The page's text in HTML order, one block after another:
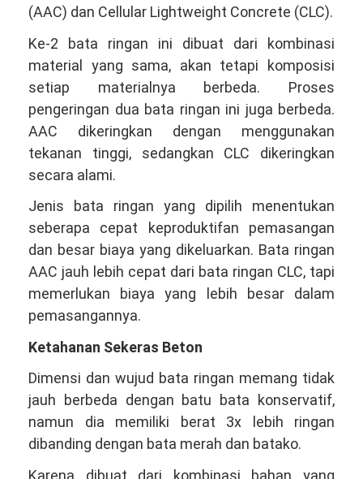
(AAC) dan Cellular Lightweight Concrete (CLC).
Ke-2 bata ringan ini dibuat dari kombinasi
material yang sama, akan tetapi komposisi
setiap materialnya berbeda. Proses
pengeringan dua bata ringan ini juga berbeda.
AAC dikeringkan dengan menggunakan
tekanan tinggi, sedangkan CLC dikeringkan
secara alami.
Jenis bata ringan yang dipilih menentukan
seberapa cepat keproduktifan pemasangan
dan besar biaya yang dikeluarkan. Bata ringan
AAC jauh lebih cepat dari bata ringan CLC, tapi
memerlukan biaya yang lebih besar dalam
pemasangannya.
Ketahanan Sekeras Beton
Dimensi dan wujud bata ringan memang tidak
jauh berbeda dengan batu bata konservatif,
namun dia memiliki berat 3x lebih ringan
dibanding dengan bata merah dan batako.
Karena dibuat dari kombinasi bahan yang